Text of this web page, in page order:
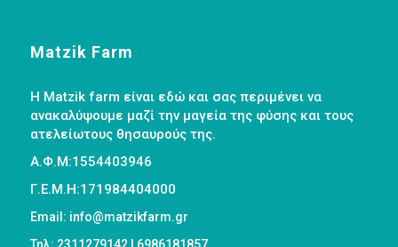
Matzik Farm
Η Matzik farm είναι εδώ και σας περιμένει να
ανακαλύψουμε μαζί την μαγεία της φύσης και τους
ατελείωτους θησαυρούς της.
Α.Φ.Μ:1554403946
Γ.Ε.Μ.Η:171984404000
Email: info@matzikfarm.gr